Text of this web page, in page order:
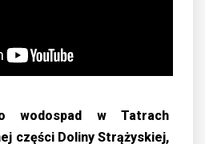
wodospad w Tatrach
części Doliny Strążyskiej,